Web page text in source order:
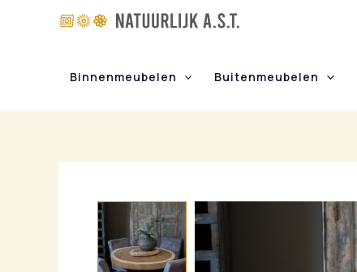
Binnenmeubelen Buitenmeubelen